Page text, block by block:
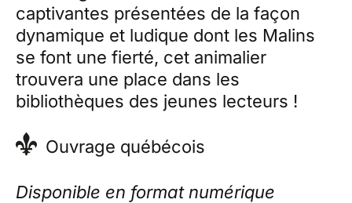
captivantes présentées de la façon
dynamique et ludique dont les Malins
se font une fierté, cet animalier
trouvera une place dans les
bibliothèques des jeunes lecteurs !
Ouvrage québécois
Disponible en format numérique